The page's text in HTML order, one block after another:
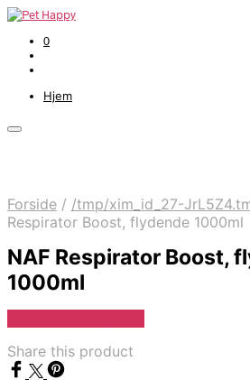
0
Hjem
Forside / /tmp/xim_id_27-
Respirator Boost, flydende 1000ml
NAF Respirator Boost,
1000ml
Share this product